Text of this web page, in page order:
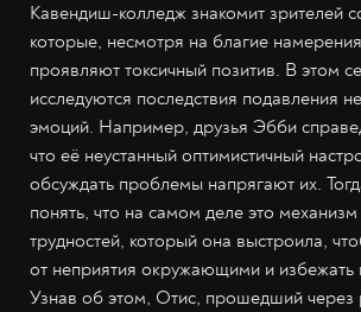
Кавендиш-колледж знакомит зрителей
которые, несмотря на благие
проявляют токсичный позитив. В этом
исследуются последствия подавления
эмоций. Например, друзья Эбби
что её неустанный оптимистичный
обсуждать проблемы напрягают их.
понять, что на самом деле это
трудностей, который она выстроила,
от неприятия окружающими и избежать
Узнав об этом, Отис, прошедший через